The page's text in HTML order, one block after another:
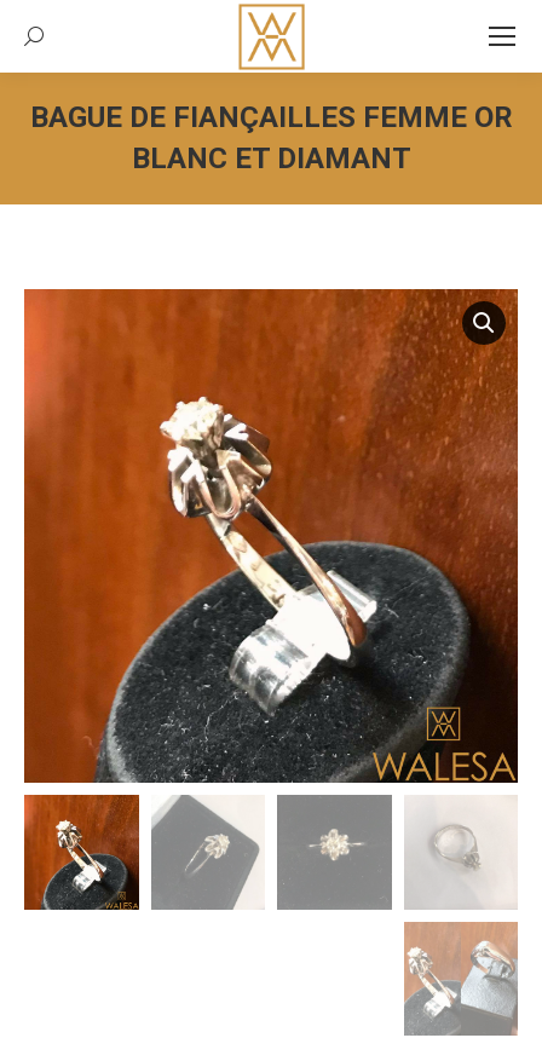
Recherche:
BAGUE DE FIANÇAILLES FEMME OR
BLANC ET DIAMANT
Vous êtes ici :